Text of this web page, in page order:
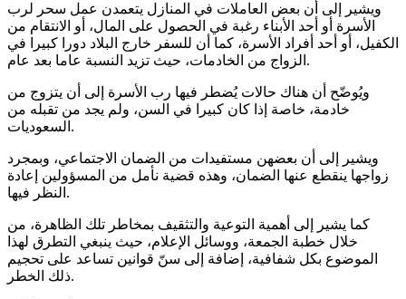
ويشير إلى أن بعض العاملات في المنازل يتعمدن عمل سحر لرب
الأسرة أو أحد الأبناء رغبة في الحصول على المال، أو الانتقام من
الكفيل، أو أحد أفراد الأسرة، كما أن للسفر خارج البلاد دورا كبيرا في
الزواج من الخادمات، حيث تزيد النسبة عاما بعد عام.
ويُوضّح أن هناك حالات يُضطر فيها رب الأسرة إلى أن يتزوج من
خادمة، خاصة إذا كان كبيرا في السن، ولم يجد من تقبله من
السعوديات.
ويشير إلى أن بعضهن مستفيدات من الضمان الاجتماعي، وبمجرد
زواجها ينقطع عنها الضمان، وهذه قضية نأمل من المسؤولين إعادة
النظر فيها.
كما يشير إلى أهمية التوعية والتثقيف بمخاطر تلك الظاهرة، من
خلال خطبة الجمعة، ووسائل الإعلام، حيث ينبغي التطرق لهذا
الموضوع بكل شفافية، إضافة إلى سنّ قوانين تساعد على تحجيم
ذلك الخطر.